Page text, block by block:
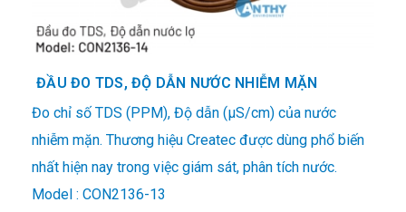
ĐẦU ĐO TDS, ĐỘ DẪN NƯỚC NHIỄM MẶN
Đo chỉ số TDS (PPM), Độ dẫn (μS/cm) của nước
nhiễm mặn. Thương hiệu Createc được dùng phổ biến
nhất hiện nay trong việc giám sát, phân tích nước.
Model : CON2136-13